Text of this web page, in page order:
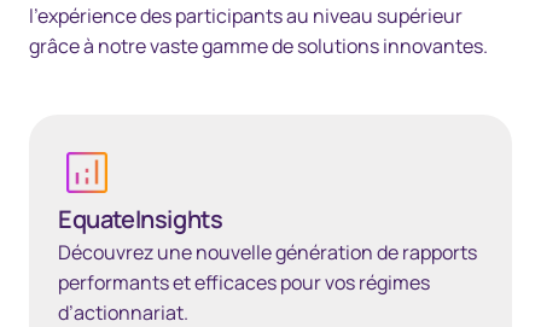
l’expérience des participants au niveau supérieur
grâce à notre vaste gamme de solutions innovantes.
EquateInsights
Découvrez une nouvelle génération de rapports
performants et efficaces pour vos régimes
d’actionnariat.